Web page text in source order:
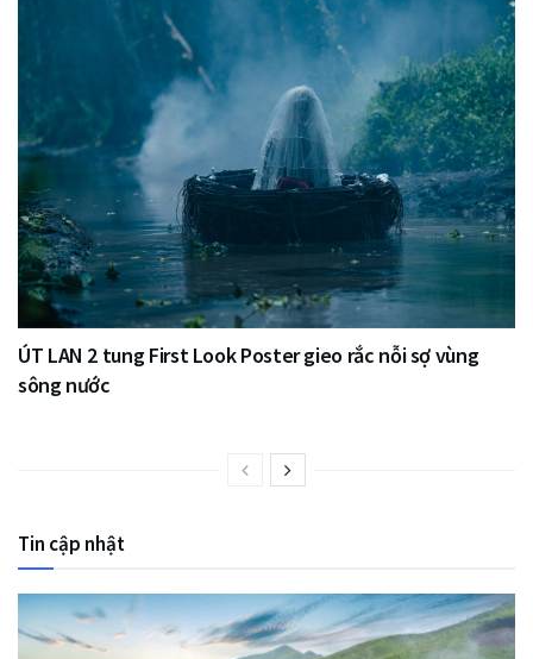
ÚT LAN 2 tung First Look Poster gieo rắc nỗi sợ vùng
sông nước
Tin cập nhật